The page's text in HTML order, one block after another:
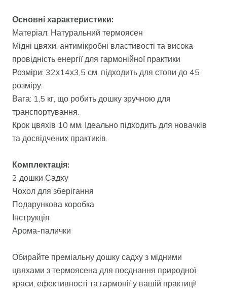
Основні характеристики:
Матеріал: Натуральний термоясен
Мідні цвяхи: антимікробні властивості та висока
провідність енергії для гармонійної практики
Розміри: 32х14х3,5 см, підходить для стопи до 45
розміру.
Вага: 1,5 кг, що робить дошку зручною для
транспортування.
Крок цвяхів 10 мм: Ідеально підходить для новачків
та досвідчених практиків.
Комплектація:
2 дошки Садху
Чохол для зберігання
Подарункова коробка
Інструкція
Арома-палички
Обирайте преміальну дошку садху з мідними
цвяхами з термоясена для поєднання природної
краси, ефективності та гармонії у вашій практиці!